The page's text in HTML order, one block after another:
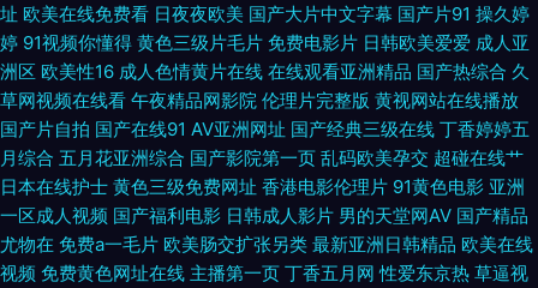
91美女内射视频 久草福利资源站久 91剧场啪啪 豆花二区 日韩欧美福利导航
91大神网站 超碰ad 日韩亚洲精品中文字幕 91性爰视频 狠狠撸狠狠操 无码一
一二一 91网址免费看 久久肏屄视频呢 五月天AV原创 91免费观看网页版 久
草视频福利 91爱豆传媒资源在线观看 俺去拉综合网址 日韩第一页精品 91传
媒视频传媒视频 啊v在线观看视频 玖玖爱伊人西瓜 老司机夜间网址 91祝频
址 欧美在线免费看 日夜夜欧美 国产大片中文字幕 国产片91 操久婷
婷 91视频你懂得 黄色三级片毛片 免费电影片 日韩欧美爱爱 成人亚
洲区 欧美性16 成人色情黄片在线 在线观看亚洲精品 国产热综合 久
草网视频在线看 午夜精品网影院 伦理片完整版 黄视网站在线播放
国产片自拍 国产在线91 AV亚洲网址 国产经典三级在线 丁香婷婷五
月综合 五月花亚洲综合 国产影院第一页 乱码欧美孕交 超碰在线艹
日本在线护士 黄色三级免费网址 香港电影伦理片 91黄色电影 亚洲
一区成人视频 国产福利电影 日韩成人影片 男的天堂网AV 国产精品
尤物在 免费a一毛片 欧美肠交扩张另类 最新亚洲日韩精品 欧美在线
视频 免费黄色网址在线 主播第一页 丁香五月网 性爱东京热 草逼视